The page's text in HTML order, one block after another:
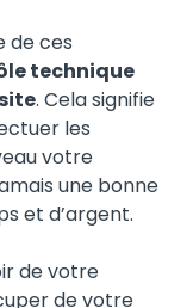
de ces
technique
. Cela signifie
les
votre
une bonne
et d’argent.
de votre
de votre